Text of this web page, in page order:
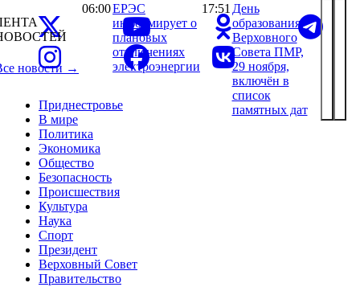
Приднестровье
В мире
Политика
Экономика
Общество
Безопасность
Происшествия
Культура
Наука
Спорт
Президент
Верховный Совет
Правительство
новости →
06:00ЕРЭС
информирует о
плановых
отключениях
электроэнергии
17:51 День
образования
Верховного
Совета ПМР,
29 ноября,
включён в
список
памятных дат